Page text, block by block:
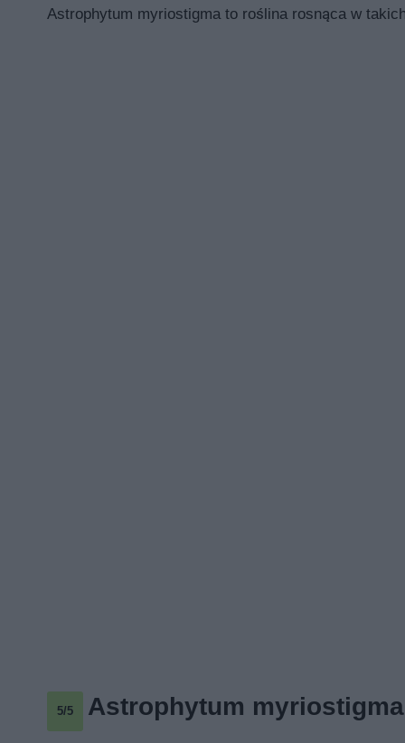
Astrophytum myriostigma to roślina rosnąca w
5/5 Astrophytum myriostigma